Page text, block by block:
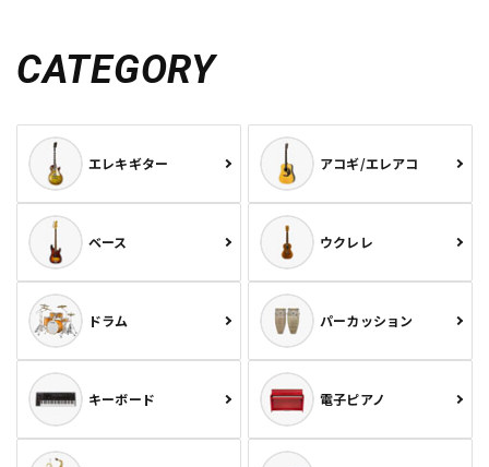
CATEGORY
エレキギター アコギ/エレアコ
ベース ウクレレ
ドラム パーカッション
キーボード 電子ピアノ